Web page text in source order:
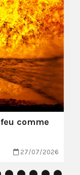
comme
27/07/2026